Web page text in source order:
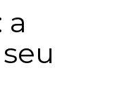
a